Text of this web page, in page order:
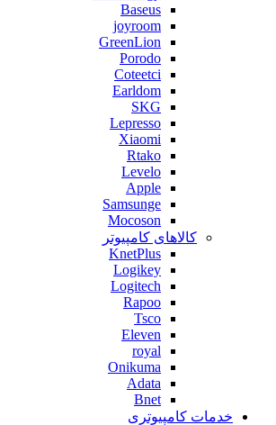
Baseus
joyroom
GreenLion
Porodo
Coteetci
Earldom
SKG
Lepresso
Xiaomi
Rtako
Levelo
Apple
Samsunge
Mocoson
کالاهای کامپیوتر
KnetPlus
Logikey
Logitech
Rapoo
Tsco
Eleven
royal
Onikuma
Adata
Bnet
خدمات کامپیوتری